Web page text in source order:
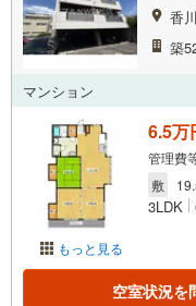
香
築
マンション
もっと見る
6.5万
管理費
敷
3LDK
空室状況を